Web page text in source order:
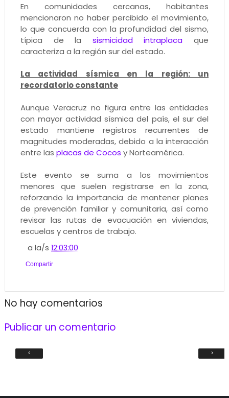
En comunidades cercanas, habitantes
mencionaron no haber percibido el movimiento,
lo que concuerda con la profundidad del sismo,
típica de la sismicidad intraplaca que
caracteriza a la región sur del estado.
La actividad sísmica en la región: un
recordatorio constante
Aunque Veracruz no figura entre las entidades
con mayor actividad sísmica del país, el sur del
estado mantiene registros recurrentes de
magnitudes moderadas, debido a la interacción
entre las placas de Cocos y Norteamérica.
Este evento se suma a los movimientos
menores que suelen registrarse en la zona,
reforzando la importancia de mantener planes
de prevención familiar y comunitaria, así como
revisar las rutas de evacuación en viviendas,
escuelas y centros de trabajo.
a la/s12:03:00
Compartir
No hay comentarios
Publicar un comentario
‹ ›